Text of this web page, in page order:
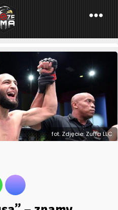
NaszeMMA
»UFC»„Miał koronawirusa” –
przez Khamzata
fot. Zdjęcie: Zuffa LLC